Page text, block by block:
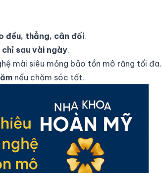
đều, thẳng, cân đối.
sau vài ngày.
mài siêu mỏng bảo tồn mô răng tối đa.
nếu chăm sóc tốt.